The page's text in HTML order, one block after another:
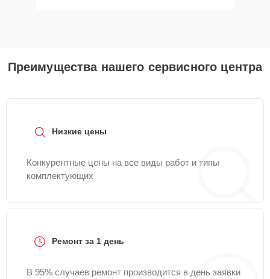
Преимущества нашего сервисного центра
Низкие цены
Конкурентные цены на все виды работ и типы
комплектующих
Ремонт за 1 день
В 95% случаев ремонт производится в день заявки